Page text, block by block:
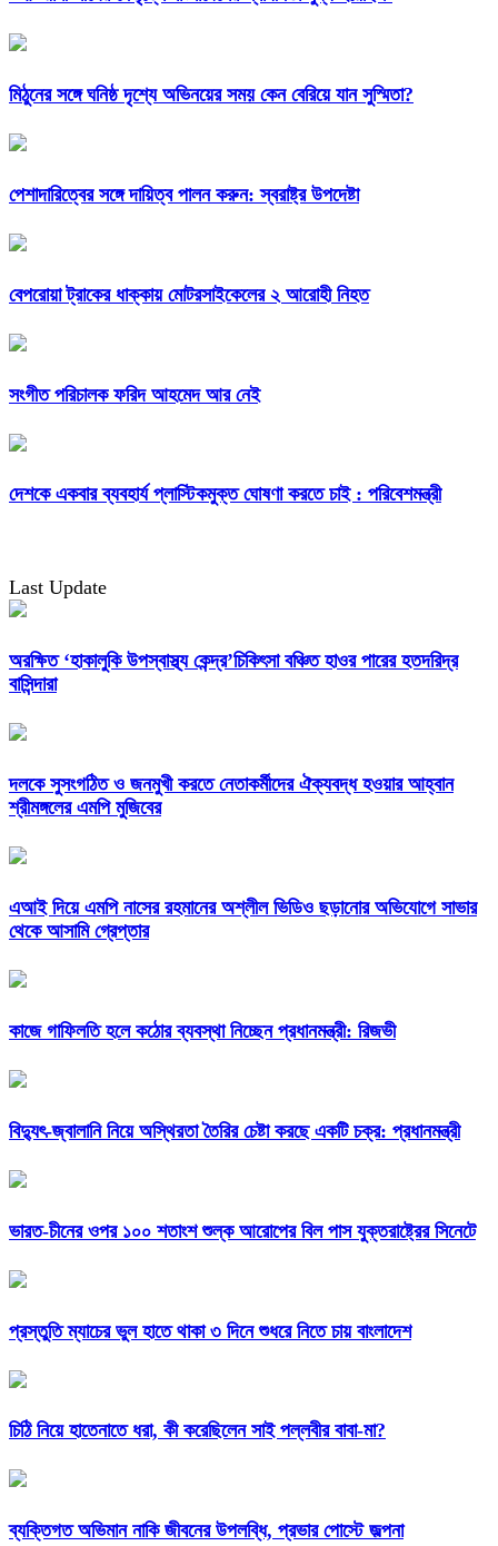
মিঠুনের সঙ্গে ঘনিষ্ঠ দৃশ্যে অভিনয়ের সময় কেন বেরিয়ে যান সুস্মিতা?
পেশাদারিত্বের সঙ্গে দায়িত্ব পালন করুন: স্বরাষ্ট্র উপদেষ্টা
বেপরোয়া ট্রাকের ধাক্কায় মোটরসাইকেলের ২ আরোহী নিহত
সংগীত পরিচালক ফরিদ আহমেদ আর নেই
দেশকে একবার ব্যবহার্য প্লাস্টিকমুক্ত ঘোষণা করতে চাই : পরিবেশমন্ত্রী
Last Update
অরক্ষিত ‘হাকালুকি উপস্বাস্থ্য কেন্দ্র’চিকিৎসা বঞ্চিত হাওর পারের হতদরিদ্র
বাসিন্দারা
দলকে সুসংগঠিত ও জনমুখী করতে নেতাকর্মীদের ঐক্যবদ্ধ হওয়ার আহ্বান
শ্রীমঙ্গলের এমপি মুজিবের
এআই দিয়ে এমপি নাসের রহমানের অশ্লীল ভিডিও ছড়ানোর অভিযোগে সাভার
থেকে আসামি গ্রেপ্তার
কাজে গাফিলতি হলে কঠোর ব্যবস্থা নিচ্ছেন প্রধানমন্ত্রী: রিজভী
বিদ্যুৎ-জ্বালানি নিয়ে অস্থিরতা তৈরির চেষ্টা করছে একটি চক্র: প্রধানমন্ত্রী
ভারত-চীনের ওপর ১০০ শতাংশ শুল্ক আরোপের বিল পাস যুক্তরাষ্ট্রের সিনেটে
প্রস্তুতি ম্যাচের ভুল হাতে থাকা ৩ দিনে শুধরে নিতে চায় বাংলাদেশ
চিঠি নিয়ে হাতেনাতে ধরা, কী করেছিলেন সাই পল্লবীর বাবা-মা?
ব্যক্তিগত অভিমান নাকি জীবনের উপলব্ধি, প্রভার পোস্টে জল্পনা